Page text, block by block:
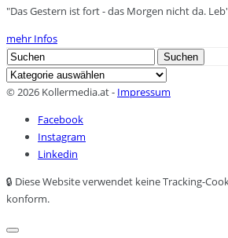
"Das Gestern ist fort - das Morgen nicht da.
mehr Infos
Search
for:
Suchen
Kategorien
© 2026 Kollermedia.at - Impressum
Facebook
Instagram
Linkedin
🔒 Diese Website verwendet keine Tracking-
konform.